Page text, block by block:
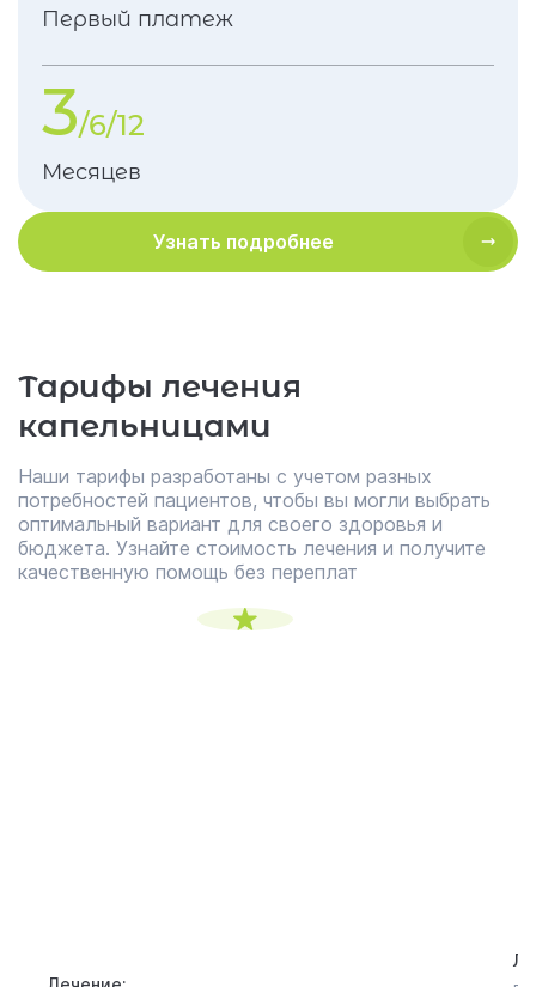
Первый платеж
3/6/12
Месяцев
Узнать подробнее
Тарифы лечения
капельницами
Наши тарифы разработаны с учетом разных
потребностей пациентов, чтобы вы могли выбрать
оптимальный вариант для своего здоровья и
бюджета. Узнайте стоимость лечения и получите
качественную помощь без переплат